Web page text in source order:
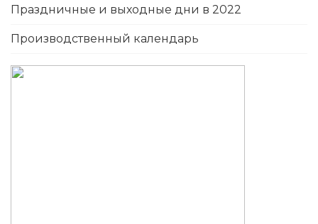
Праздничные и выходные дни в 2022
Производственный календарь